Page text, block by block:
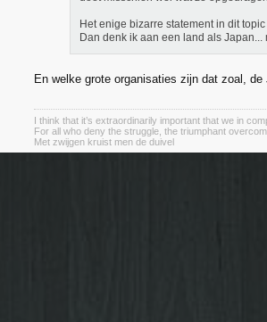
Het enige bizarre statement in dit
Dan denk ik aan een land als Japan...
En welke grote organisaties zijn dat zoal,
I think that it’s extraordinarily important that we in
For all who deny the struggle, the triumphant
Met zwijgen kruist men de duivel